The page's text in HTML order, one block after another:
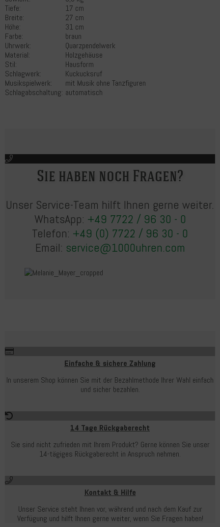
Tiefe:
17 cm
Breite:
27 cm
Höhe:
31 cm
Farbe:
braun
Uhrwerk:
Quarzpendelwerk
Material:
Holzgehäuse
Stil:
Hausform
Schlagwerk:
Kuckucksruf
Musikspielwerk:
mit Musik ohne Tanzfiguren
Schlagabschaltung: automatisch
Sie haben noch Fragen?
Unser Service-Team hilft Ihnen gerne weiter.
WhatsApp: +49 7722 / 96 30 - 0
Telefon: +49 (0) 7722 / 96 30 - 0
Email: service@1000uhren.com
Einfache & sichere Zahlung
In unserem Shop können Sie mit der Bezahlmethode Ihrer Wahl einfach
und sicher bezahlen.
14 Tage Rückgaberecht
Sie sind nicht zufrieden mit Ihrem Produkt? Gerne können Sie unser
14-tägiges Rückgaberecht in Anspruch nehmen.
Kontakt & Hilfe
Unser Service steht Ihnen vor, während und nach dem Kauf zur
Verfügung und hilft Ihnen gerne weiter, wenn Sie Fragen haben!